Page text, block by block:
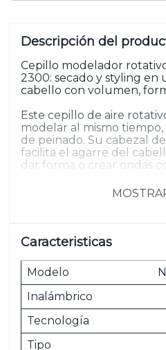
Descripción del
Cepillo modelador
2300: secado y styling en
cabello con volumen,
Este cepillo de aire
modelar al mismo
de peinado. Su cabezal
facilita el agarre del
dar forma o crear ondas
La función de rotación en
natural. Gracias a su
Incorpora tecnología
distribuye el calor de
ayudando a reducir el
brillo y suavidad al cabello.
Cuenta con 3
función de aire frío (Cool
Caracteristicas
Modelo
Inalámbrico
Tecnología
Tipo